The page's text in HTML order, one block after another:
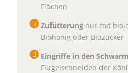
Flächen
Zufütterung nur mit
Biohonig oder Biozucker
Eingriffe in den
Flügelschneiden der